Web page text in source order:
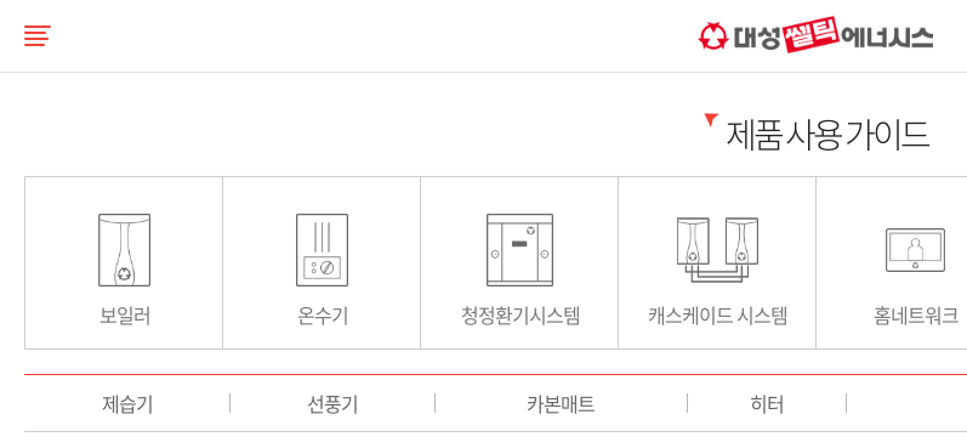
제품 사용 가이드
보일러 온수기 청정환기시스템 캐스케이드 시스템 홈네트워크
제습기 선풍기 카본매트 히터